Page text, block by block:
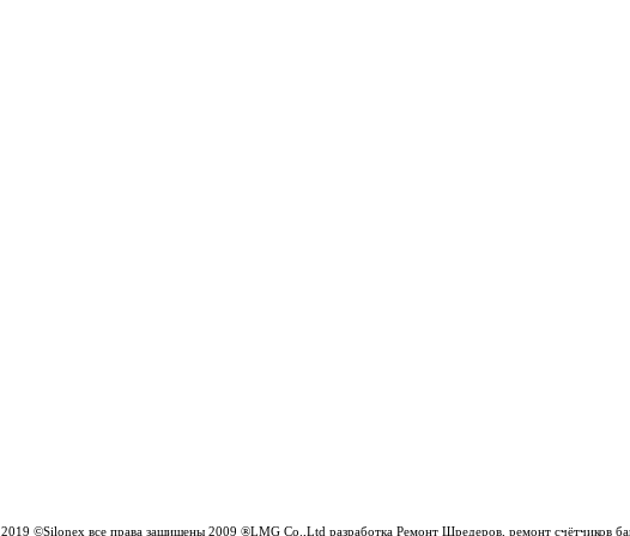
2019 ©Silonex все права защищены 2009 ®LMG Co.,Ltd разработка Ремонт Шредеров, ремонт счётчиков